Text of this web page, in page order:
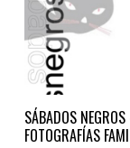
SÁBADOS
FOTOGRAFÍAS